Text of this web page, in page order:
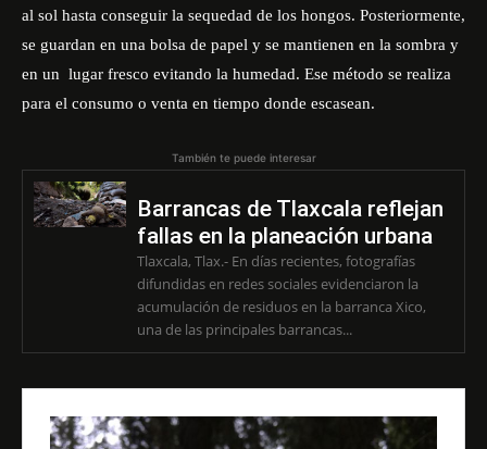
al sol hasta conseguir la sequedad de los hongos. Posteriormente,
se guardan en una bolsa de papel y se mantienen en la sombra y
en un lugar fresco evitando la humedad. Ese método se realiza
para el consumo o venta en tiempo donde escasean.
También te puede interesar
Barrancas de Tlaxcala reflejan
fallas en la planeación urbana
Tlaxcala, Tlax.- En días recientes, fotografías
difundidas en redes sociales evidenciaron la
acumulación de residuos en la barranca Xico,
una de las principales barrancas...